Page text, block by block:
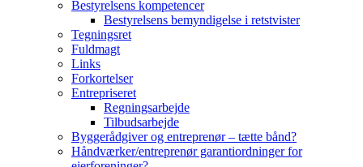
Bestyrelsens kompetencer
Bestyrelsens bemyndigelse i retstvister
Tegningsret
Fuldmagt
Links
Forkortelser
Entrepriseret
Regningsarbejde
Tilbudsarbejde
Byggerådgiver og entreprenør – tætte bånd?
Håndværker/entreprenør garantiordninger for